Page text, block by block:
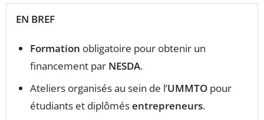
EN BREF
Formation obligatoire pour obtenir un
financement par NESDA.
Ateliers organisés au sein de l’UMMTO pour
étudiants et diplômésentrepreneurs.